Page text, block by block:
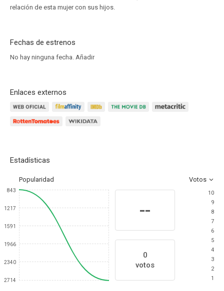
relación de esta mujer con sus hijos.
Fechas de estrenos
No hay ninguna fecha. Añadir
Enlaces externos
Estadísticas
Popularidad Votos
843
1217
1591
1966
2340
2714
--
0
votos
10
9
8
7
6
5
4
3
2
1